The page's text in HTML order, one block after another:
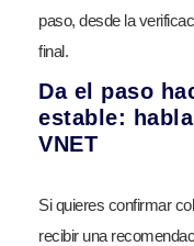
paso, desde la
final.
Da el paso
estable:
VNET
Si quieres confirmar
recibir una